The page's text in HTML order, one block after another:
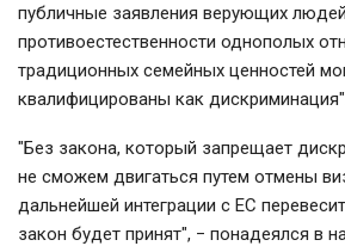
публичные заявления верующих
противоестественности однополых
традиционных семейных ценностей
квалифицированы как
"Без закона, который запрещает
не сможем двигаться путем отмены
дальнейшей интеграции с ЕС
закон будет принят", − понадеялся в